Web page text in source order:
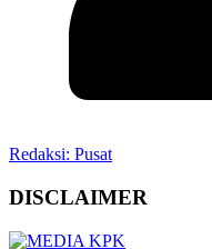
Redaksi: Pusat
DISCLAIMER